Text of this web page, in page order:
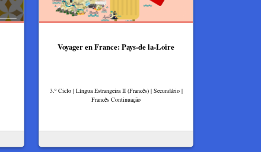
Voyager en France: Pays-de la-Loire
3.º Ciclo | Língua Estrangeira II (Francês) | Secundário |
Francês Continuação